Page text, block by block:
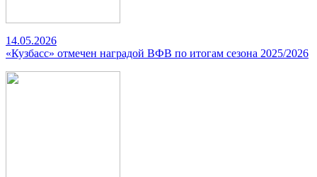
14.05.2026
«Кузбасс» отмечен наградой ВФВ по итогам сезона 2025/2026